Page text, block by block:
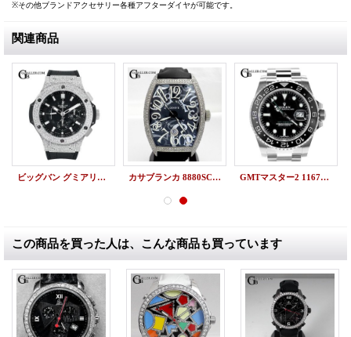
※その他ブランドアクセサリー各種アフターダイヤが可能です。
関連商品
ビッグバン グミアリゲーター 301SX.GR ウブロアフターダイヤ カサブランカ 8880SC CAMO アフターダイヤ GMTマスター2 116710LN ランダム 買取
この商品を買った人は、こんな商品も買っています